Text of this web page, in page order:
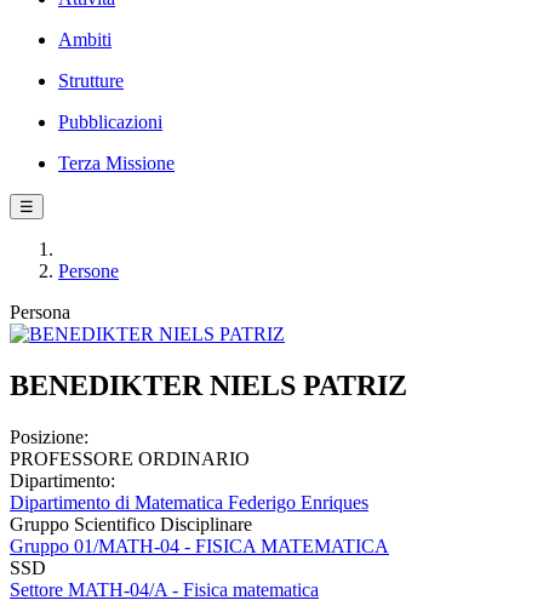
Ambiti
Strutture
Pubblicazioni
Terza Missione
☰
Persone
Persona
BENEDIKTER NIELS PATRIZ
Posizione:
PROFESSORE ORDINARIO
Dipartimento:
Dipartimento di Matematica Federigo Enriques
Gruppo Scientifico Disciplinare
Gruppo 01/MATH-04 - FISICA MATEMATICA
SSD
Settore MATH-04/A - Fisica matematica